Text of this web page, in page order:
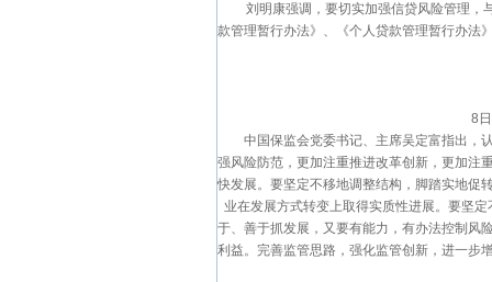
刘明康强调，要切实加强信贷风险管理，与
款管理暂行办法》、《个人贷款管理暂行办法
8日，
中国保监会党委书记、主席吴定富指出，认
强风险防范，更加注重推进改革创新，更加注
快发展。要坚定不移地调整结构，脚踏实地促
业在发展方式转变上取得实质性进展。要坚
于、善于抓发展，又要有能力，有办法控制风
利益。完善监管思路，强化监管创新，进一步